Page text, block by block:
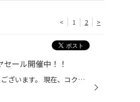
< 1 2 >
ール開催中！！
こんにちは、いつも当店をご利用いただきましてありがとうございます。 現在、コクピット・タイヤ館では、ブリヂストンタイヤをお得に買える！スーパータイヤセールを開催中です。 ブリヂストンのタイヤを4本ご購入で最大￥20,000 OFF！ タイヤをお得にご購入頂けるチャンスです！ 夏タイヤの交換や...